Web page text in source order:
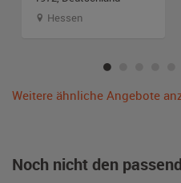
Hessen
Weitere ähnliche Angebote
Noch nicht den